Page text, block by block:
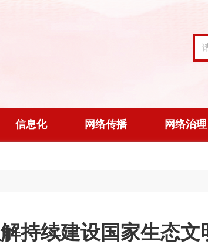
信息化 网络传播 网络治理
持续建设国家生态